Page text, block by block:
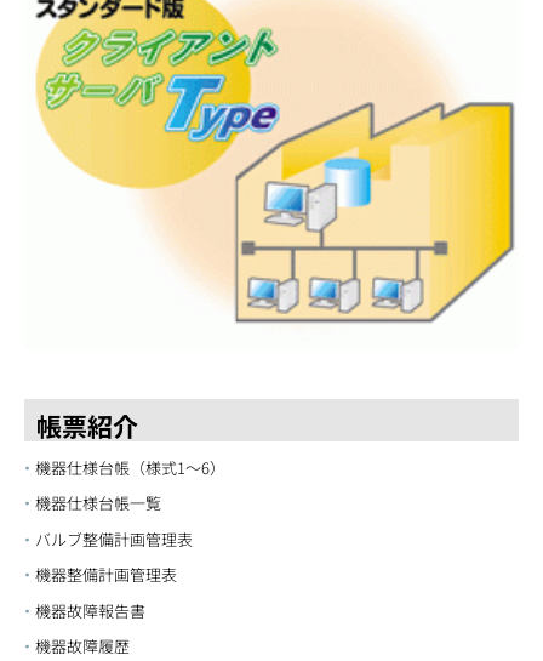
帳票紹介
機器仕様台帳（様式1～6）
機器仕様台帳一覧
バルブ整備計画管理表
機器整備計画管理表
機器故障報告書
機器故障履歴